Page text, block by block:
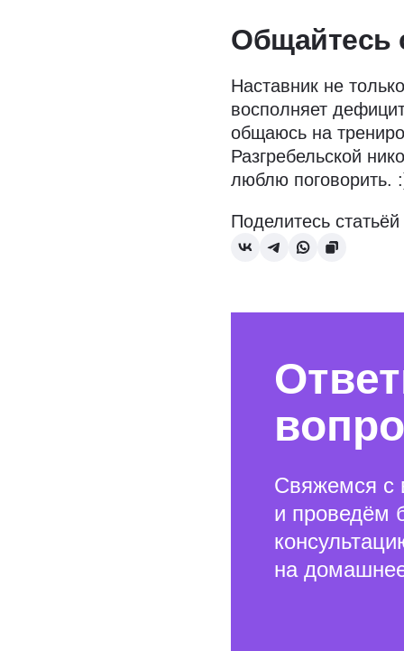
Общайтесь
Наставник не
восполняет
общаюсь на
Разгребельской
люблю поговорить.
Поделитесь статьёй
Свяжемся с
и проведём
на